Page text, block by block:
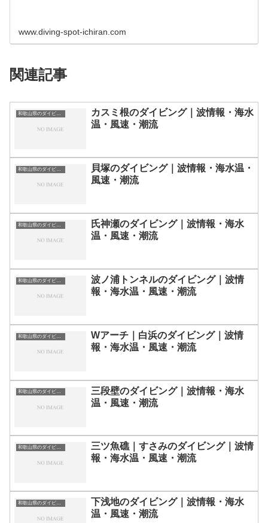
www.diving-spot-ichiran.com
関連記事
和歌山県のダイビングスポット・ポイント一覧
カスミ根のダイビング｜波情報・海水
温・風速・潮流
和歌山県のダイビングスポット・ポイント一覧
貝塚のダイビング｜波情報・海水温・
風速・潮流
和歌山県のダイビングスポット・ポイント一覧
氏神瀬のダイビング｜波情報・海水
温・風速・潮流
和歌山県のダイビングスポット・ポイント一覧
波ノ浦トンネルのダイビング｜波情
報・海水温・風速・潮流
和歌山県のダイビングスポット・ポイント一覧
Wアーチ｜白浜のダイビング｜波情
報・海水温・風速・潮流
和歌山県のダイビングスポット・ポイント一覧
三段壁のダイビング｜波情報・海水
温・風速・潮流
和歌山県のダイビングスポット・ポイント一覧
三ツ魚礁｜すさみのダイビング｜波情
報・海水温・風速・潮流
和歌山県のダイビングスポット・ポイント一覧
下浅地のダイビング｜波情報・海水
温・風速・潮流